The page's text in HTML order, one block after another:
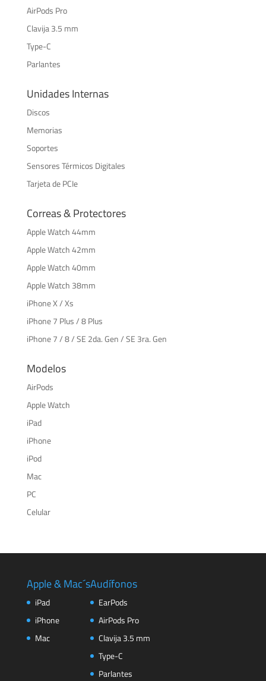
AirPods Pro
Clavija 3.5 mm
Type-C
Parlantes
Unidades Internas
Discos
Memorias
Soportes
Sensores Térmicos Digitales
Tarjeta de PCIe
Correas & Protectores
Apple Watch 44mm
Apple Watch 42mm
Apple Watch 40mm
Apple Watch 38mm
iPhone X / Xs
iPhone 7 Plus / 8 Plus
iPhone 7 / 8 / SE 2da. Gen / SE 3ra. Gen
Modelos
AirPods
Apple Watch
iPad
iPhone
iPod
Mac
PC
Celular
Apple & Mac´s
iPad
iPhone
Mac
Audífonos
EarPods
AirPods Pro
Clavija 3.5 mm
Type-C
Parlantes